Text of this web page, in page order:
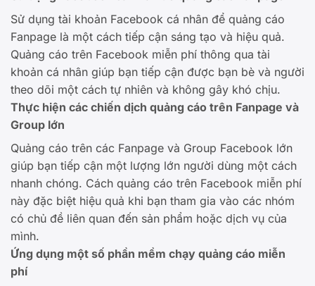
Sử dụng tài khoản Facebook cá nhân để quảng cáo
Fanpage là một cách tiếp cận sáng tạo và hiệu quả.
Quảng cáo trên Facebook miễn phí thông qua tài
khoản cá nhân giúp bạn tiếp cận được bạn bè và người
theo dõi một cách tự nhiên và không gây khó chịu.
Thực hiện các chiến dịch quảng cáo trên Fanpage và
Group lớn
Quảng cáo trên các Fanpage và Group Facebook lớn
giúp bạn tiếp cận một lượng lớn người dùng một cách
nhanh chóng. Cách quảng cáo trên Facebook miễn phí
này đặc biệt hiệu quả khi bạn tham gia vào các nhóm
có chủ đề liên quan đến sản phẩm hoặc dịch vụ của
mình.
Ứng dụng một số phần mềm chạy quảng cáo miễn
phí